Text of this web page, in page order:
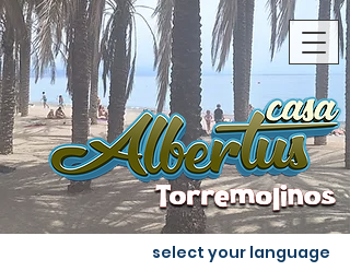
select your language